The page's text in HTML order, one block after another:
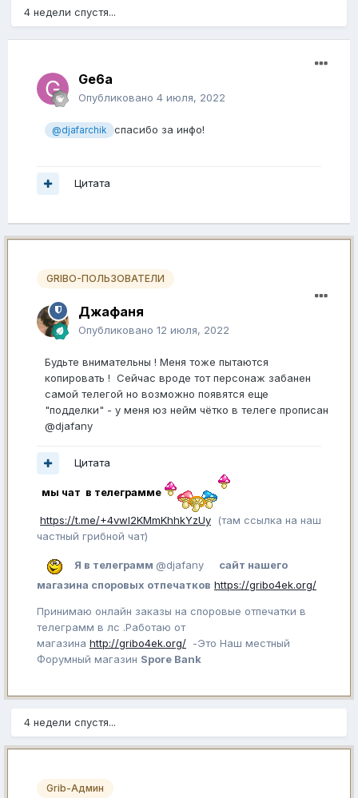
4 недели спустя...
Ge6a
Опубликовано 4 июля, 2022
@djafarchik спасибо за инфо!
Цитата
GRIBO-ПОЛЬЗОВАТЕЛИ
Джафаня
Опубликовано 12 июля, 2022
Будьте внимательны ! Меня тоже пытаются
копировать ! Сейчас вроде тот персонаж забанен
самой телегой но возможно появятся еще
"подделки" - у меня юз нейм чётко в телеге прописан
@djafany
Цитата
мы чат в телеграмме
https://t.me/+4vwl2KMmKhhkYzUy (там ссылка на наш
частный грибной чат)
Я в телеграмм @djafany
сайт нашего
магазина споровых отпечатков https://gribo4ek.org/
Принимаю онлайн заказы на споровые отпечатки в
телеграмм в лс .Работаю от
магазина http://gribo4ek.org/ -Это Наш местный
Форумный магазин Spore Bank
4 недели спустя...
Grib-Админ